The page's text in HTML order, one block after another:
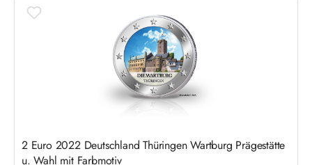
2 Euro 2022 Deutschland Thüringen Wartburg Prägestätte
u. Wahl mit Farbmotiv